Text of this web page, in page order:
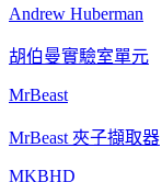
Andrew Huberman
胡伯曼實驗室單元
MrBeast
MrBeast 夾子擷取器
MKBHD